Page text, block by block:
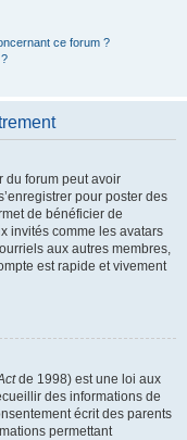
ce forum ?
du forum peut avoir
pour poster des
de bénéficier de
invités comme les avatars
aux autres membres,
est rapide et vivement
de 1998) est une loi aux
des informations de
écrit des parents
permettant